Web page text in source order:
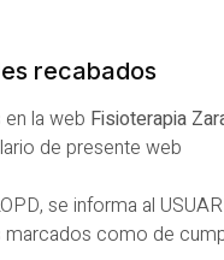
recabados
la web Fisioterapia
de presente web
se informa al
como de